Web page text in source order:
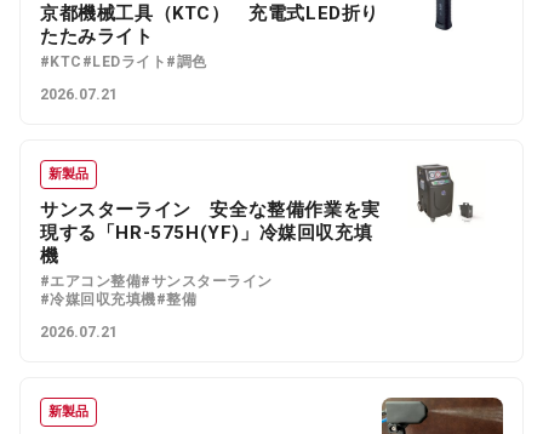
京都機械工具（KTC） 充電式LED折り
たたみライト
#KTC #LEDライト #調色
2026.07.21
新製品
サンスターライン 安全な整備作業を実
現する「HR-575H(YF)」冷媒回収充填
機
#エアコン整備#サンスターライン
#冷媒回収充填機#整備
2026.07.21
新製品